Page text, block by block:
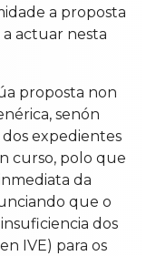
a proposta
a actuar nesta
proposta non
senón
expedientes
curso, polo que
da
que o
dos
IVE) para os